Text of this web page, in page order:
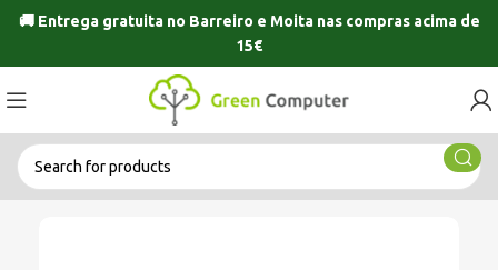
🚚 Entrega gratuita no Barreiro e Moitanas compras acima de
15€